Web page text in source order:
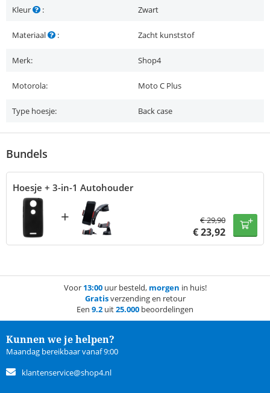
Kleur : Zwart
Materiaal : Zacht kunststof
Merk: Shop4
Motorola: Moto C Plus
Type hoesje: Back case
Bundels
Hoesje + 3-in-1 Autohouder
+ €29,90
€23,92
Voor 13:00uur besteld, morgen in huis!
Gratisverzending en retour
Een 9.2 uit25.000 beoordelingen
Kunnen we je helpen?
Maandag bereikbaar vanaf 9:00
klantenservice@shop4.nl